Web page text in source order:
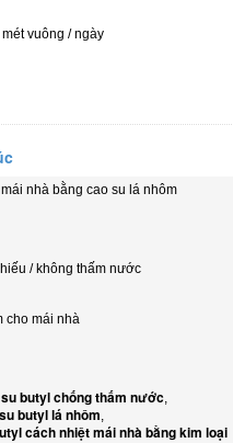
vuông / ngày
nhà bằng cao su lá nhôm
/ không thấm nước
cho mái nhà
butyl chống thấm nước,
butyl lá nhôm,
cách nhiệt mái nhà bằng kim loại